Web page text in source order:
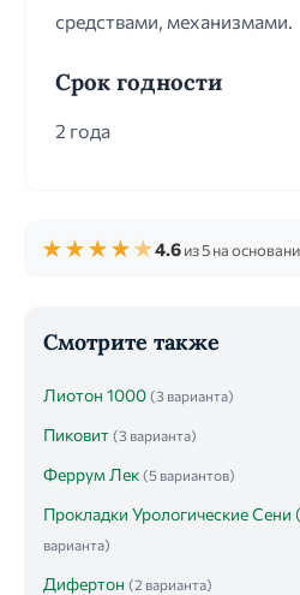
средствами, механизмами.
Срок годности
2 года
★★★★★4.6из 5 на
Смотрите также
Лиотон 1000 (3 варианта)
Пиковит (3 варианта)
Феррум Лек (5 вариантов)
Прокладки Урологические Сени
варианта)
Дифертон (2 варианта)